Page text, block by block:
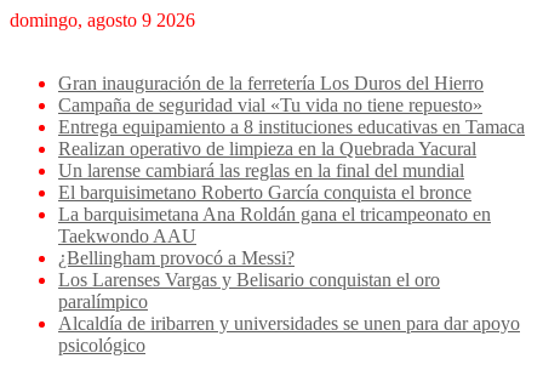
domingo, agosto 9 2026
Gran inauguración de la ferretería Los Duros del Hierro
Campaña de seguridad vial «Tu vida no tiene repuesto»
Entrega equipamiento a 8 instituciones educativas en Tamaca
Realizan operativo de limpieza en la Quebrada Yacural
Un larense cambiará las reglas en la final del mundial
El barquisimetano Roberto García conquista el bronce
La barquisimetana Ana Roldán gana el tricampeonato en
Taekwondo AAU
¿Bellingham provocó a Messi?
Los Larenses Vargas y Belisario conquistan el oro
paralímpico
Alcaldía de iribarren y universidades se unen para dar apoyo
psicológico